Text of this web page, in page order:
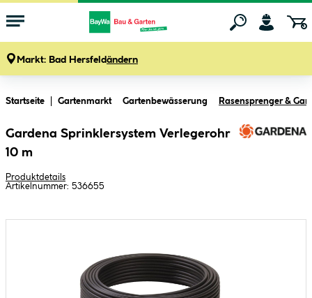
Markt: Bad Hersfeldändern
Startseite Gartenmarkt Gartenbewässerung Rasensprenger &
Gardena Sprinklersystem Verlegerohr
10 m
Produktdetails
Artikelnummer: 536655